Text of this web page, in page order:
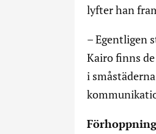
lyfter han
– Egentligen
Kairo finns
i